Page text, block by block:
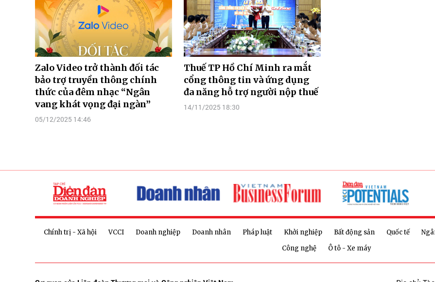
Zalo Video trở thành đối tác
bảo trợ truyền thông chính
thức của đêm nhạc “Ngân
vang khát vọng đại ngàn”
05/12/2025 14:46
Thuế TP Hồ Chí Minh ra mắt
cổng thông tin và ứng dụng
đa năng hỗ trợ người nộp thuế
14/11/2025 18:30
Chính trị - Xã hội VCCI Doanh nghiệp Doanh nhân Pháp luật Khởi nghiệp Bất động sản Quốc tế
Công nghệ
Ô tô - Xe máy